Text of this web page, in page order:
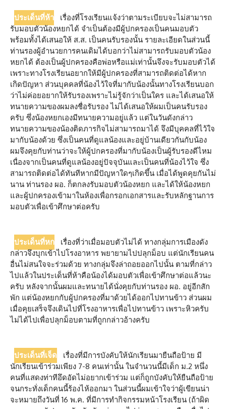
ประเด็นที่ห้า
เรื่องที่โรงเรียนแจ้งว่าตามระเบียบจะไม่สามารถ
รับมอบตัวน้องหยกได้ จำเป็นต้องมีผู้ปกครองเป็นคนมอบตัว
พร้อมทั้งได้เสนอให้ ส.ส. เป็นคนรับรองนั้น รายละเอียดในส่วนนี้
ท่านรองผู้อำนวยการคนเดิมได้บอกว่าไม่สามารถรับมอบตัวน้อง
หยกได้ ต้องเป็นผู้ปกครองคือพ่อหรือแม่เท่านั้นจึงจะรับมอบตัวได้
เพราะทางโรงเรียนอยากให้มีผู้ปกครองที่สามารถติดต่อได้หาก
เกิดปัญหา ส่วนบุคคลที่น้องไว้ใจที่มากับน้องนั้นทางโรงเรียนบอก
ว่าไม่ค่อยอยากให้รับรองเพราะไม่รู้จักว่าเป็นใคร และได้เสนอให้
ทนายความของผมลงชื่อรับรอง ไม่ได้เสนอให้ผมเป็นคนรับรอง
ครับ ซึ่งน้องหยกเองมีทนายความอยู่แล้ว แต่ในวันดังกล่าว
ทนายความของน้องติดภารกิจไม่สามารถมาได้ จึงมีบุคคลที่ไว้ใจ
มากับน้องด้วย ซึ่งเป็นคนที่ดูแลน้องและอยู่บ้านเดียวกันกับน้อง
ผมจึงคุยกับท่านว่าจะให้ผู้ปกครองที่มากับน้องเป็นผู้รับรองดีไหม
เนื่องจากเป็นคนที่ดูแลน้องอยู่ปัจจุบันและเป็นคนที่น้องไว้ใจ ซึ่ง
สามารถติดต่อได้ทันทีหากมีปัญหาใดๆเกิดขึ้น เมื่อได้พูดคุยกันไม่
นาน ท่านรอง ผอ. ก็ตกลงรับมอบตัวน้องหยก และได้ให้น้องหยก
และผู้ปกครองเข้ามาในห้องเพื่อกรอกเอกสารและรับหลักฐานการ
มอบตัวเพื่อเข้าศึกษาต่อครับ
ประเด็นที่หก
เรื่องที่ว่าเมื่อมอบตัวไม่ได้ ทางกลุ่มการเมืองดัง
กล่าวจึงบุกเข้าไปโรงอาหาร พยายามไปปลุกม็อบ แต่นักเรียนคน
อื่นไม่สนใจจะร่วมด้วย ทางกลุ่มจึงล่าถอยออกไปนั้น ตามที่กล่าว
ไปแล้วในประเด็นที่ห้าคือน้องได้มอบตัวเพื่อเข้าศึกษาต่อแล้วนะ
ครับ หลังจากนั้นผมและทนายได้นั่งคุยกับท่านรอง ผอ. อยู่อีกสัก
พัก แต่น้องหยกกับผู้ปกครองที่มาด้วยได้ออกไปทานข้าว ส่วนผม
เมื่อคุยเสร็จจึงเดินไปที่โรงอาหารเพื่อไปทานข้าว เพราะหิวครับ
ไม่ได้ไปเพื่อปลุกม็อบตามที่ถูกกล่าวอ้างครับ
ประเด็นที่เจ็ด
เรื่องที่มีการบังคับให้นักเรียนมายืนถือป้าย มี
นักเรียนเข้าร่วมเพียง 7-8 คนเท่านั้น ในจำนวนนี้มีเด็ก ม.2 หนึ่ง
คนที่แสดงท่าทีอึดอัดไม่อยากเข้าร่วม​ แต่ก็ถูกบังคับให้ยืนถือป้าย
จนกระทั่งเด็กคนนี้ร้องไห้ออกมา ในส่วนนี้ผมเข้าใจว่าผู้เขียนน่า
จะหมายถึงวันที่ 16 พ.ค. ที่มีการทำกิจกรรมหน้าโรงเรียน (ถ้าผิด